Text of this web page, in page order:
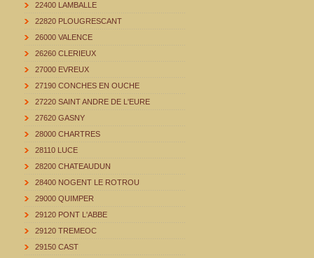
22400 LAMBALLE
22820 PLOUGRESCANT
26000 VALENCE
26260 CLERIEUX
27000 EVREUX
27190 CONCHES EN OUCHE
27220 SAINT ANDRE DE L'EURE
27620 GASNY
28000 CHARTRES
28110 LUCE
28200 CHATEAUDUN
28400 NOGENT LE ROTROU
29000 QUIMPER
29120 PONT L'ABBE
29120 TREMEOC
29150 CAST